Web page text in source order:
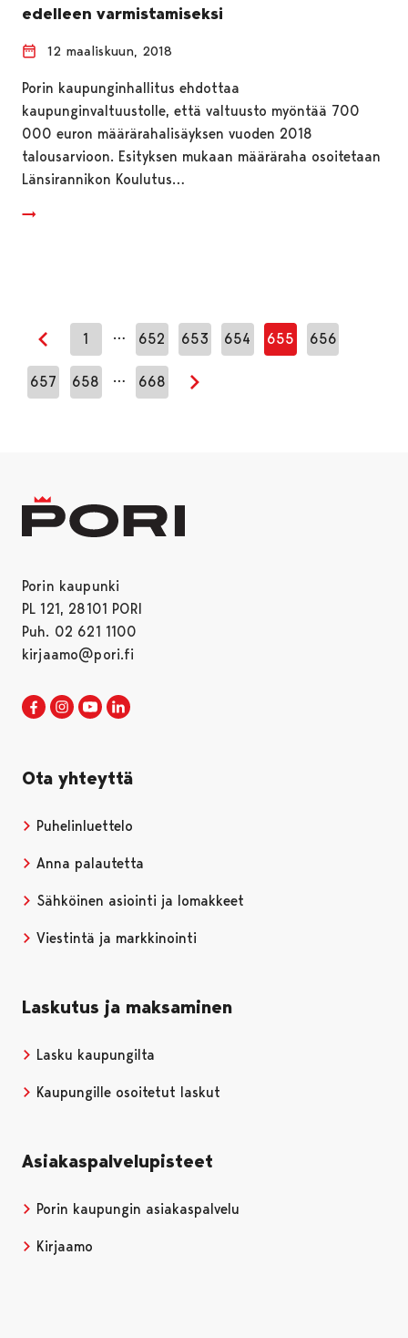
edelleen varmistamiseksi
12 maaliskuun, 2018
Porin kaupunginhallitus ehdottaa
kaupunginvaltuustolle, että valtuusto myöntää 700
000 euron määrärahalisäyksen vuoden 2018
talousarvioon. Esityksen mukaan määräraha osoitetaan
Länsirannikon Koulutus…
Edellinen sivu
1 … 652 653 654 655 656
657 658 … 668
Seuraava sivu
Porin kaupunki
PL 121, 28101 PORI
Puh. 02 621 1100
kirjaamo@pori.fi
Porin kaupunki Facebookissa
Avautuu uudessa välilehdessä
Porin kaupunki Instagramissa
Avautuu uudessa välilehdessä
Porin kaupunki Youtubessa
Avautuu uudessa välilehdessä
Ota yhteyttä
Puhelinluettelo
Anna palautetta
Sähköinen asiointi ja lomakkeet
Viestintä ja markkinointi
Laskutus ja maksaminen
Lasku kaupungilta
Kaupungille osoitetut laskut
Asiakaspalvelupisteet
Porin kaupungin asiakaspalvelu
Kirjaamo